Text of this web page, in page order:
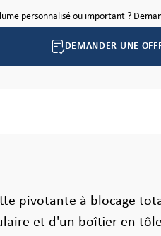
personnalisé ou important ?
DEMANDER UNE
pivotante à blocage
et d'un boîtier en